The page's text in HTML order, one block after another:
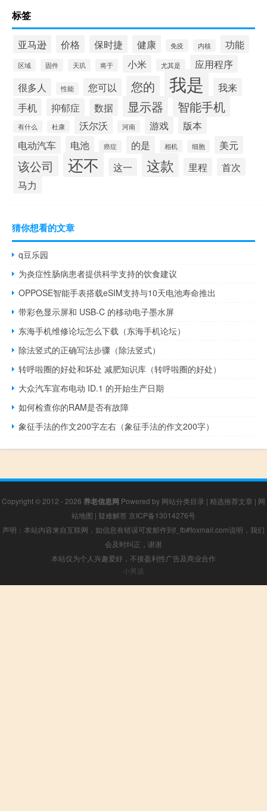
标签
亚马逊 价格 保时捷 健康 免疫 内核 功能
区域 固件 天玑 将于 小米 尤其是
应用程序
很多人
性能 您可以 您的 我是
我来
手机
抑郁症 数据 显示器 智能手机
有什么 杜康 沃尔沃 河南 游戏
版本
电动汽车
电池 癌症 的是 相机 细胞 美元
该公司 还不 这一 这款 里程
首次
马力
猜你想看的文章
q豆乐园
为炎症性肠病患者提供科学支持的饮食建议
OPPOSE智能手表搭载eSIM支持与10天电池寿命推出
带彩色显示屏和 USB-C 的移动电子墨水屏
东海手机维修论坛怎么下载（东海手机论坛）
除法竖式的正确写法步骤（除法竖式）
转呼啦圈的好处和坏处 减肥知识库（转呼啦圈的好处）
大众汽车宣布电动 ID.1 的开始生产日期
如何检查你的RAM是否有故障
象征手法的作文200字左右（象征手法的作文200字）
Copyright © 2012 - 2026 养老信息网 Powered by 网站分类目录 | 精选推荐文章 | 网
站地图 | 疑难解答 京ICP备13014276号
声明：本站内容来自互联网，如信息有错误可发邮件到f_fb#foxmail.com说明，我们
会及时纠正，谢谢
本站仅为个人兴趣爱好，不接盈利性广告及商业合作
小男孩